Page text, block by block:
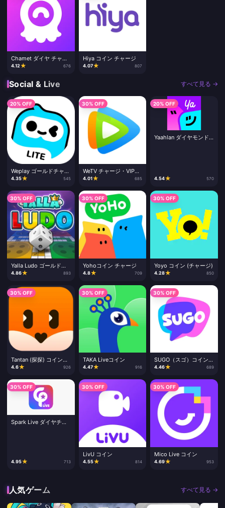
Chamet ダイヤ チャー
ジ
4.12★ 676
Hiya コイン チャージ
4.07★ 807
Social & Live すべて見る →
20% OFF
Weplay ゴールドチャー
ジ
4.35★ 545
30% OFF
WeTV チャージ・VIPサ
ブスクリプション
4.01★ 685
20% OFF
Yaahlan ダイヤモンド
4.54★ 570
30% OFF
Yalla Ludo ゴールドチ
ャージ
4.86★ 893
30% OFF
Yohoコイン チャージ
4.8★ 709
30% OFF
Yoyo コイン (チャージ)
4.28★ 850
30% OFF
Tantan (探探) コインチ
ャージ
4.6★ 926
30% OFF
TAKA Liveコイン
4.47★ 916
30% OFF
SUGO（スゴ）コイン
チャージ
4.46★ 689
30% OFF
Spark Live ダイヤチャ
4.95★ 713
30% OFF
LivU コイン
4.55★ 814
30% OFF
Mico Live コイン
4.69★ 953
人気ゲーム すべて見る →